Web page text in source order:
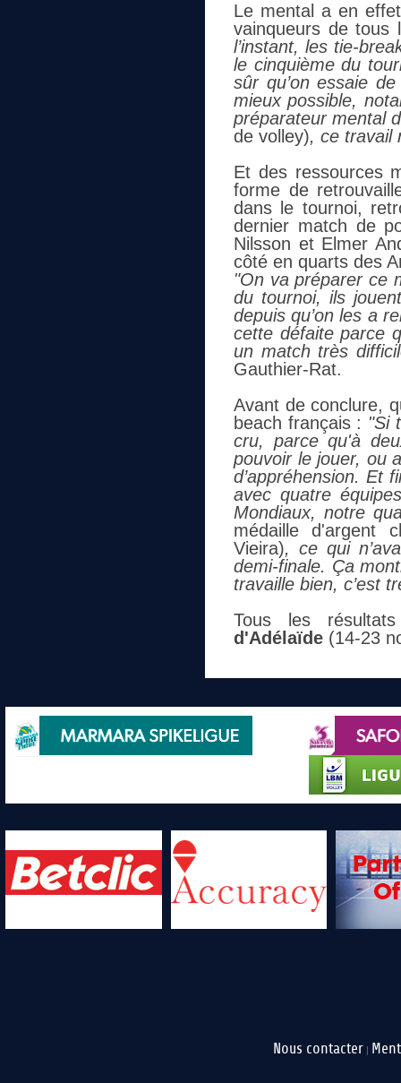
Le mental a en
vainqueurs de
l’instant, les tie-
le cinquième du
sûr qu’on essaie
mieux possible,
préparateur mental
de volley), ce travail
Et des ressources
forme de
dans le tournoi,
dernier match de
Nilsson et Elmer
côté en quarts des
"On va préparer ce
du tournoi, ils
depuis qu’on les a
cette défaite parce
un match très
Gauthier-Rat.
Avant de conclure,
beach français : "Si
cru, parce qu'à
pouvoir le jouer, ou
d’appréhension. Et
avec quatre
Mondiaux, notre
médaille d'argent
Vieira), ce qui
demi-finale. Ça
travaille bien, c’est
Tous les
d'Adélaïde (14-23
Nous contacter |